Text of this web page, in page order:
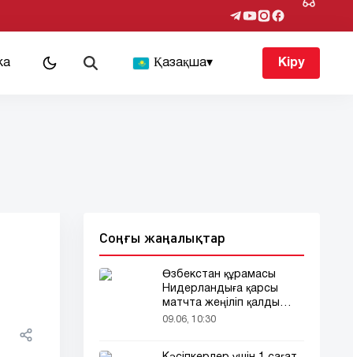
Қазақша▾ Кіру
Соңғы жаңалықтар
Өзбекстан құрамасы
Нидерландыға қарсы
матчта жеңіліп қалды
(видео)
09.06, 10:30